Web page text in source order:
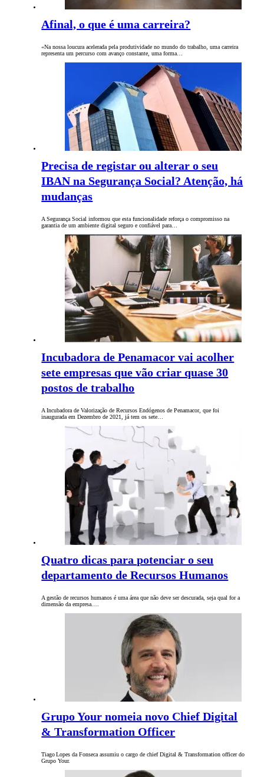
Afinal, o que é uma carreira?
«Na nossa loucura acelerada pela produtividade no mundo do trabalho, uma carreira
representa um percurso com avanço constante, uma forma…
Precisa de registar ou alterar o seu
IBAN na Segurança Social? Atenção, há
mudanças
A Segurança Social informou que esta funcionalidade reforça o compromisso na
garantia de um ambiente digital seguro e confiável para…
Incubadora de Penamacor vai acolher
sete empresas que vão criar quase 30
postos de trabalho
A Incubadora de Valorização de Recursos Endógenos de Penamacor, que foi
inaugurada em Dezembro de 2021, já tem os sete…
Quatro dicas para potenciar o seu
departamento de Recursos Humanos
A gestão de recursos humanos é uma área que não deve ser descurada, seja qual for a
dimensão da empresa.…
Grupo Your nomeia novo Chief Digital
& Transformation Officer
Tiago Lopes da Fonseca assumiu o cargo de chief Digital & Transformation officer do
Grupo Your.